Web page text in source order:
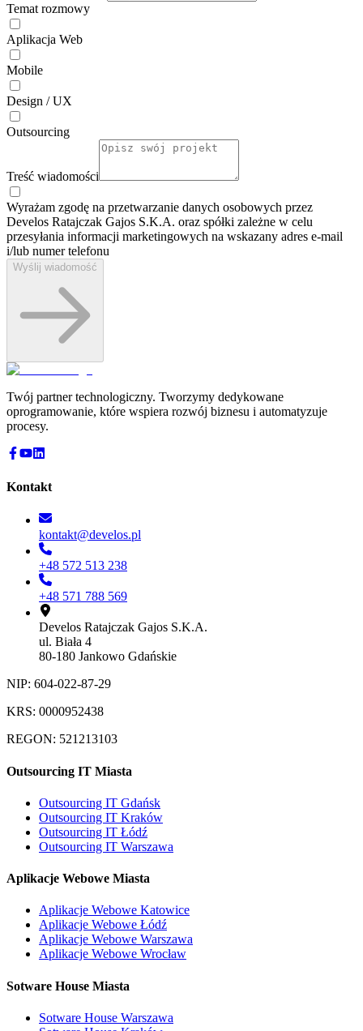
Temat rozmowy
Aplikacja Web
Mobile
Design / UX
Outsourcing
Treść wiadomości
Wyrażam zgodę na przetwarzanie danych osobowych przez
Develos Ratajczak Gajos S.K.A. oraz spółki zależne w celu
przesyłania informacji marketingowych na wskazany adres e-⁠mail
i/lub numer telefonu
Wyślij wiadomość
Twój partner technologiczny. Tworzymy dedykowane
oprogramowanie, które wspiera rozwój biznesu i automatyzuje
procesy.
Kontakt
kontakt@develos.pl
+48 572 513 238
+48 571 788 569
Develos Ratajczak Gajos S.K.A.
ul. Biała 4
80-180 Jankowo Gdańskie
NIP: 604-022-87-29
KRS: 0000952438
REGON: 521213103
Outsourcing IT Miasta
Outsourcing IT Gdańsk
Outsourcing IT Kraków
Outsourcing IT Łódź
Outsourcing IT Warszawa
Aplikacje Webowe Miasta
Aplikacje Webowe Katowice
Aplikacje Webowe Łódź
Aplikacje Webowe Warszawa
Aplikacje Webowe Wrocław
Sotware House Miasta
Sotware House Warszawa